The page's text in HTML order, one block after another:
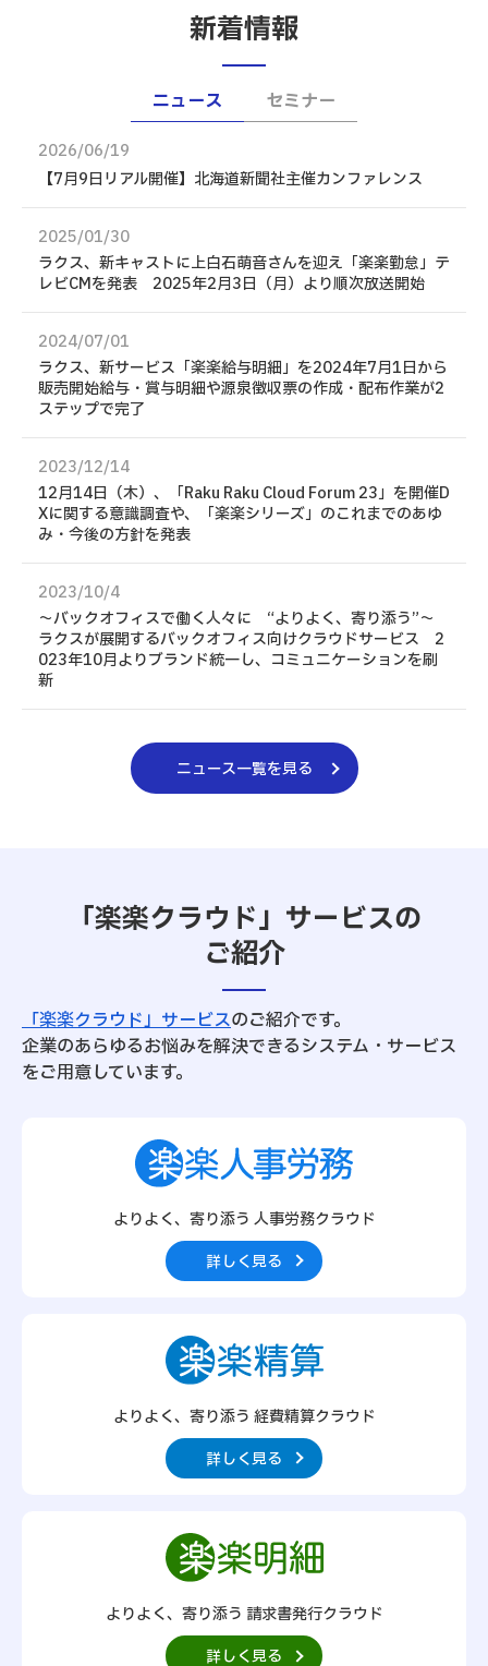
新着情報
ニュース セミナー
2026/06/19
【7月9日リアル開催】北海道新聞社主催カンファレンス
2025/01/30
ラクス、新キャストに上白石萌音さんを迎え「楽楽勤怠」テ
レビCMを発表 2025年2月3日（月）より順次放送開始
2024/07/01
ラクス、新サービス「楽楽給与明細」を2024年7月1日から
販売開始給与・賞与明細や源泉徴収票の作成・配布作業が2
ステップで完了
2023/12/14
12月14日（木）、「Raku Raku Cloud Forum 23」を開催D
Xに関する意識調査や、「楽楽シリーズ」のこれまでのあゆ
み・今後の方針を発表
2023/10/4
～バックオフィスで働く人々に “よりよく、寄り添う”～
ラクスが展開するバックオフィス向けクラウドサービス 2
023年10月よりブランド統一し、コミュニケーションを刷
新
ニュース一覧を見る
「楽楽クラウド」サービスの
ご紹介
「楽楽クラウド」サービスのご紹介です。
企業のあらゆるお悩みを解決できるシステム・サービス
をご用意しています。
よりよく、寄り添う 人事労務クラウド
詳しく見る
よりよく、寄り添う 経費精算クラウド
詳しく見る
よりよく、寄り添う 請求書発行クラウド
詳しく見る